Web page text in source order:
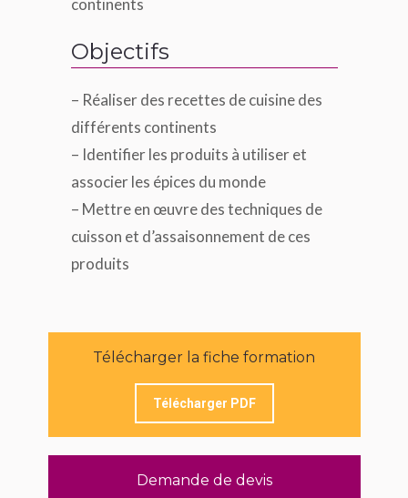
continents
Objectifs
– Réaliser des recettes de cuisine des
différents continents
– Identifier les produits à utiliser et
associer les épices du monde
– Mettre en œuvre des techniques de
cuisson et d’assaisonnement de ces
produits
Télécharger la fiche formation
Télécharger PDF
Demande de devis